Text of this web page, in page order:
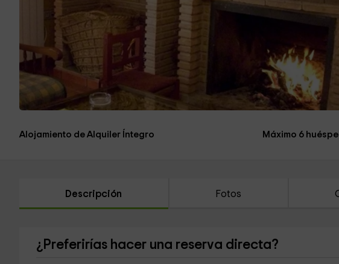
Alojamiento de Alquiler Íntegro Máximo 6
Descripción Fotos
¿Preferirías hacer una reserva directa?